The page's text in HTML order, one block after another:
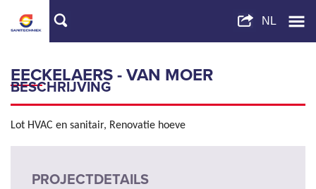
EECKELAERS - VAN MOER
BESCHRIJVING
Lot HVAC en sanitair, Renovatie hoeve
PROJECTDETAILS